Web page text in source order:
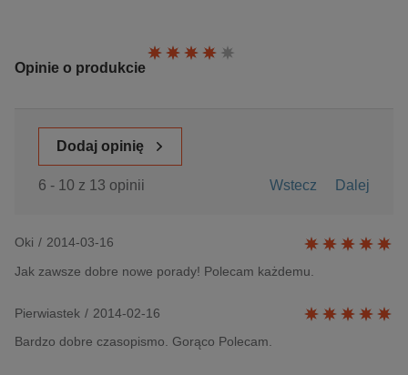
Opinie o produkcie
Ocena:
Dodaj opinię
6 - 10 z 13 opinii Wstecz Dalej
Oki / 2014-03-16
Jak zawsze dobre nowe porady! Polecam każdemu.
Pierwiastek / 2014-02-16
Bardzo dobre czasopismo. Gorąco Polecam.